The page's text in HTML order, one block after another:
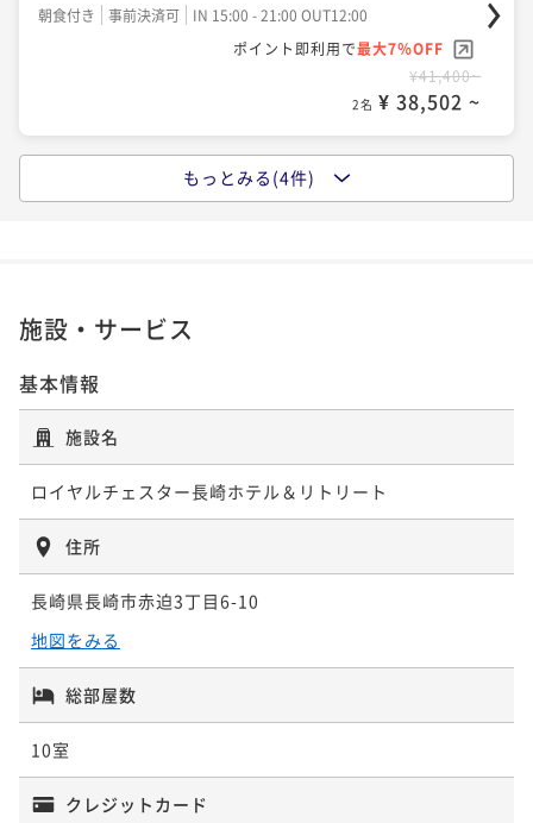
2名 ¥ 34,875 ~
【早期割60◆2食付】1室限定★客室1ランクアップグ
レード★フレンチCasualコース～海の幸×黒毛和牛～
ポイントアップ
レイ習慣 ～美の追求を叶える美活ステイ～
朝食付き 現地決済可 事前決済可
IN 15:00 - 21:00 OUT11:00
ポイント即利用で最大7％OFF
2名 ¥ 53,010 ~
ポイントアップ
牛＞気軽にお食事を楽しみたい方におすすめ
二食付き
ポイント即利用で最大7％OFF
朝食付き 事前決済可
IN 15:00 - 21:00 OUT12:00
ポイント即利用で最大7％OFF
¥41,400~
2名 ¥ 38,502 ~
【素泊まり】＜期間限定＞～美の追求を叶えるワンラ
ポイントアップ
【朝食付】朝からキレイ習慣 ～美の追求を叶える美活
ステイ～
朝食付き
ポイント即利用で最大7％OFF
ポイントアップ
牛＞気軽にお食事を楽しみたい方におすすめ
二食付き 現地決済可 事前決済可
もっとみる(4件)
施設・サービス
基本情報
施設名
ロイヤルチェスター長崎ホテル＆リトリート
住所
長崎県長崎市赤迫3丁目6-10
地図をみる
総部屋数
10室
クレジットカード